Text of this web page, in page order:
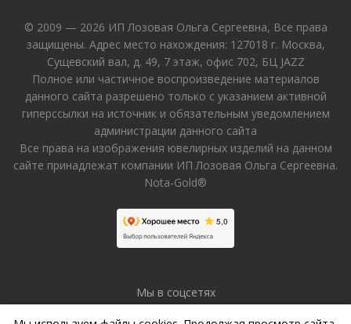
© 2009 — 2026 ИП Лозовая Ольга Сергеевна, Все права
защищены. Адрес место нахождения: 127018 г. Москва,
Сущевский вал, д. 49, 7 этаж, офис 702, БЦ JAZZ
Полное или частичное воспроизведение материалов
данного сайта разрешено только с указанием активной
гиперссылки на источник и обязательным уведомлением
администрации данного сайта
Все права на изображения ювелирных изделий на данном
сайте принадлежат компании ИП Лозовая Ольга Сергеевна.
Nota-Gold®
Мы в соцсетях